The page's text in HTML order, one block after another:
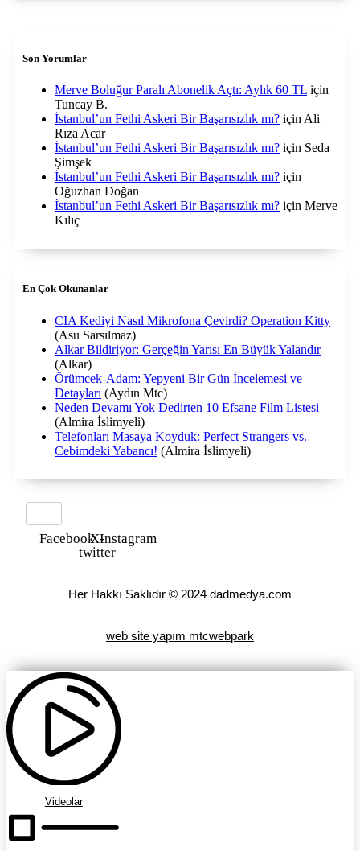
Son Yorumlar
Merve Boluğur Paralı Abonelik Açtı: Aylık 60 TL için
Tuncay B.
İstanbul’un Fethi Askeri Bir Başarısızlık mı? için Ali
Rıza Acar
İstanbul’un Fethi Askeri Bir Başarısızlık mı? için Seda
Şimşek
İstanbul’un Fethi Askeri Bir Başarısızlık mı? için
Oğuzhan Doğan
İstanbul’un Fethi Askeri Bir Başarısızlık mı? için Merve
Kılıç
En Çok Okunanlar
CIA Kediyi Nasıl Mikrofona Çevirdi? Operation Kitty
(Asu Sarsılmaz)
Alkar Bildiriyor: Gerçeğin Yarısı En Büyük Yalandır
(Alkar)
Örümcek-Adam: Yepyeni Bir Gün İncelemesi ve
Detayları (Aydın Mtc)
Neden Devamı Yok Dedirten 10 Efsane Film Listesi
(Almira İslimyeli)
Telefonları Masaya Koyduk: Perfect Strangers vs.
Cebimdeki Yabancı! (Almira İslimyeli)
FacebookX-
twitter
Instagram
Her Hakkı Saklıdır © 2024 dadmedya.com
web site yapım mtcwebpark
Videolar